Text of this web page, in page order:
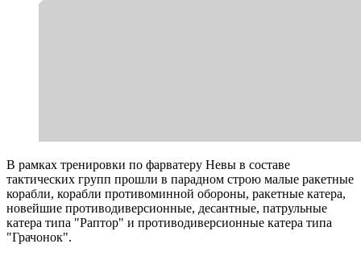
В рамках тренировки по фарватеру Невы в составе
тактических групп прошли в парадном строю малые ракетные
корабли, корабли противоминной обороны, ракетные катера,
новейшие противодиверсионные, десантные, патрульные
катера типа "Раптор" и противодиверсионные катера типа
"Грачонок".